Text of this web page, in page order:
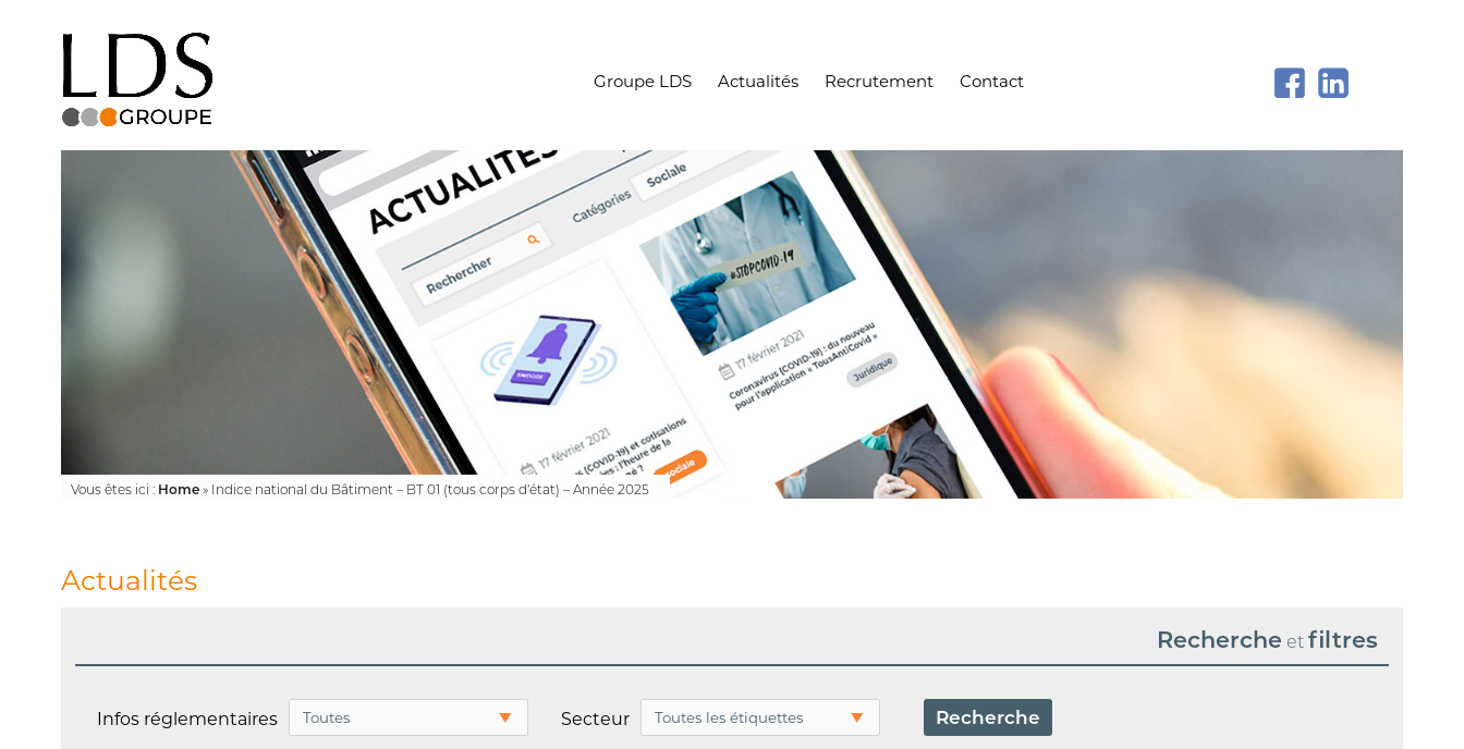
Groupe LDS Actualités Recrutement Contact
Facebook
Vous êtes ici : Home » Indice national du Bâtiment – BT 01 (tous corps d’état) – Année 2025
Actualités
Recherche et filtres
Infos réglementaires Secteur